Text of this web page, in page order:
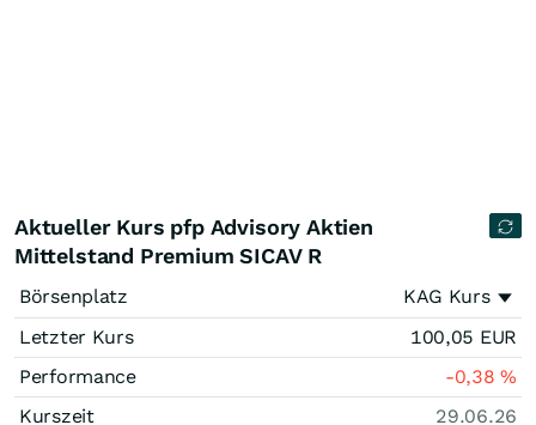
Aktueller Kurs pfp Advisory Aktien
Mittelstand Premium SICAV R
Börsenplatz
KAG Kurs
Letzter Kurs
100,05 EUR
Performance
-0,38%
Kurszeit
29.06.26